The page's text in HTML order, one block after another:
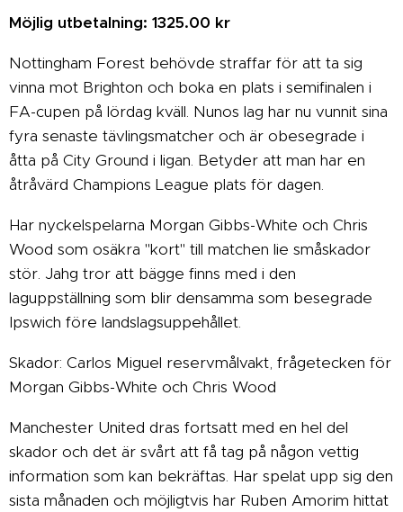
Möjlig utbetalning: 1325.00 kr
Nottingham Forest behövde straffar för att ta sig
vinna mot Brighton och boka en plats i semifinalen i
FA-cupen på lördag kväll. Nunos lag har nu vunnit sina
fyra senaste tävlingsmatcher och är obesegrade i
åtta på City Ground i ligan. Betyder att man har en
åtråvärd Champions League plats för dagen.
Har nyckelspelarna Morgan Gibbs-White och Chris
Wood som osäkra "kort" till matchen lie småskador
stör. Jahg tror att bägge finns med i den
laguppställning som blir densamma som besegrade
Ipswich före landslagsuppehållet.
Skador: Carlos Miguel reservmålvakt, frågetecken för
Morgan Gibbs-White och Chris Wood
Manchester United dras fortsatt med en hel del
skador och det är svårt att få tag på någon vettig
information som kan bekräftas. Har spelat upp sig den
sista månaden och möjligtvis har Ruben Amorim hittat